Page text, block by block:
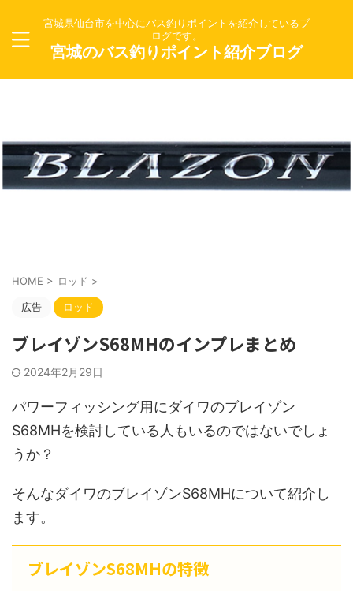
宮城県仙台市を中心にバス釣りポイントを紹介しているブ
ログです。
宮城のバス釣りポイント紹介ブログ
HOME > ロッド >
広告 ロッド
ブレイゾンS68MHのインプレまとめ
2024年2月29日
パワーフィッシング用にダイワのブレイゾン
S68MHを検討している人もいるのではないでしょ
うか？
そんなダイワのブレイゾンS68MHについて紹介し
ます。
ブレイゾンS68MHの特徴